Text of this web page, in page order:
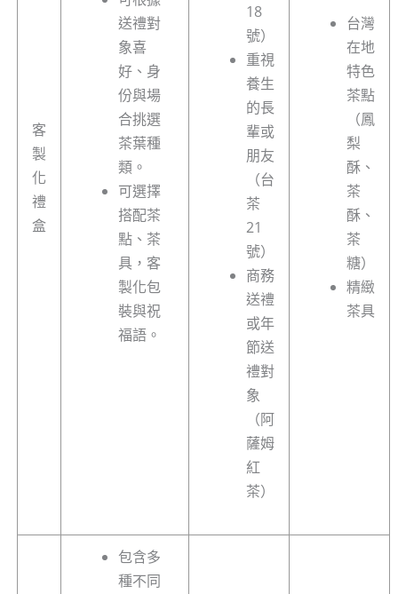
客
製
化
禮
盒
送禮對
象喜
好、身
份與場
合挑選
茶葉種
類。
可選擇
搭配茶
點、茶
具，客
製化包
裝與祝
福語。
18
號）
重視
養生
的長
輩或
朋友
（台
茶
21
號）
商務
送禮
或年
節送
禮對
象
（阿
薩姆
紅
茶）
台灣
在地
特色
茶點
（鳳
梨
酥、
茶
酥、
茶
糖）
精緻
茶具
包含多
種不同